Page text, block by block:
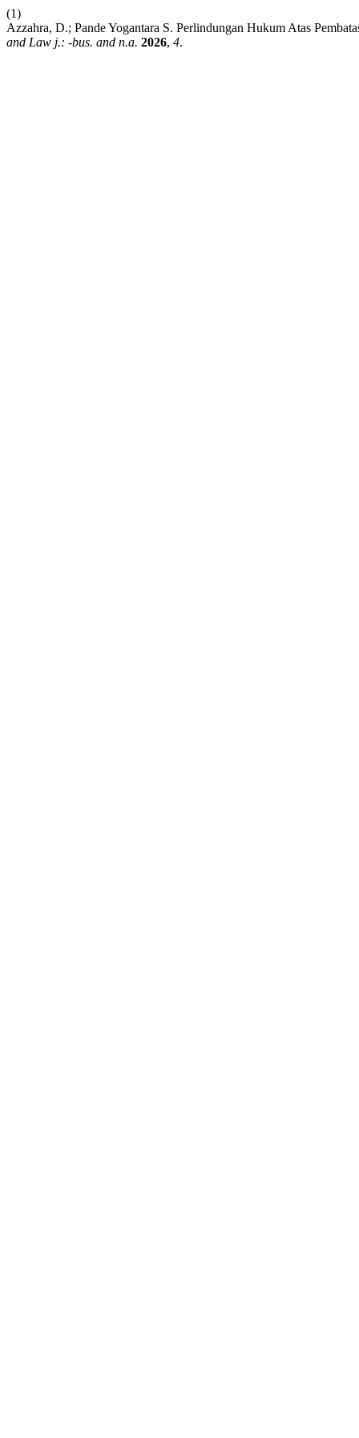
(1)
Azzahra, D.; Pande Yogantara S. Perlindungan Hukum Atas
and Law j.: -bus. and n.a. 2026, 4.